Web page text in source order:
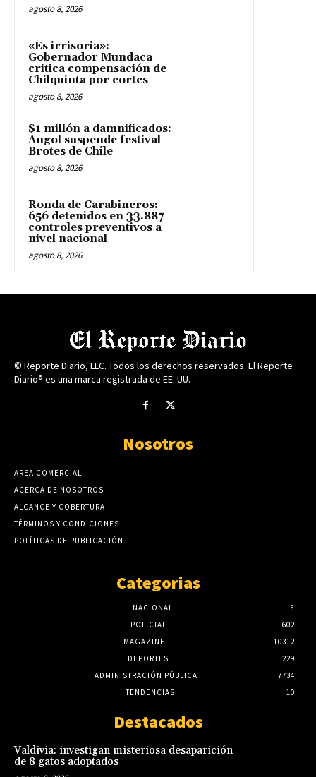
agosto 8, 2026
«Es irrisoria»:
Gobernador Mundaca
critica compensación de
Chilquinta por cortes
agosto 8, 2026
$1 millón a damnificados:
Angol suspende festival
Brotes de Chile
agosto 8, 2026
Ronda de Carabineros:
656 detenidos en 33.887
controles preventivos a
nivel nacional
agosto 8, 2026
© Reporte Diario, LLC. Todos los derechos reservados. El Reporte
Diario® es una marca registrada de EE. UU.
Nosotros
AREA COMERCIAL
ACERCA DE NOSOTROS
ALCANCE Y COBERTURA
TÉRMINOS Y CONDICIONES
POLÍTICAS DE PUBLICACIÓN
Categorias
NACIONAL
8
POLICIAL
602
MAGAZINE
10312
DEPORTES
229
ADMINISTRACIÓN PÚBLICA
7734
TENDENCIAS
10
Destacados
Valdivia: investigan misteriosa desaparición
de 8 gatos adoptados